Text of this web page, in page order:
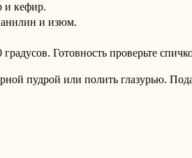
и кефир.
и изюм.
Готовность проверьте
пудрой или полить глазурью.